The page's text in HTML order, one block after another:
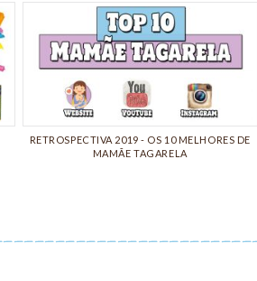
RETROSPECTIVA 2019 - OS 10 MELHORES DE
MAMÃE TAGARELA